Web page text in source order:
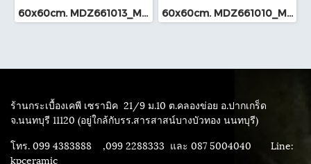
60x60cm. MDZ661013_M (TS-I) 60x60cm. MDZ661010_M (TS-I)
ร้านกระเบื้องเคพี เซรามิค 21/9 ม.10 ต.คลองข่อย อ.ปากเกร็ด
จ.นนทบุรี 11120 (อยู่ใกล้กับรร.สารสาสน์บางบัวทอง นนทบุรี)
โทร. 099 4383888 ,099 2288333 และ 087 5004040 Line:
kpceramic